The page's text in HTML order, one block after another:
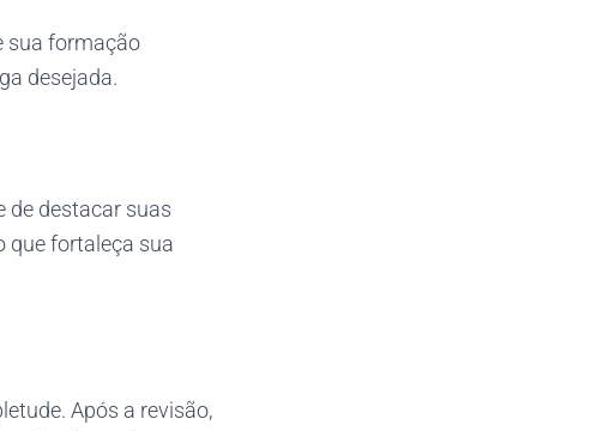
sua formação
desejada.
de destacar suas
que fortaleça sua
Após a revisão,